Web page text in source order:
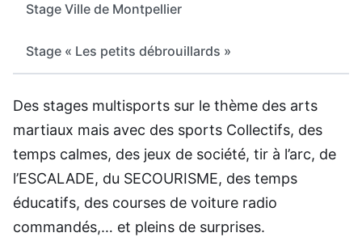
Stage Ville de Montpellier
Stage « Les petits débrouillards »
Des stages multisports sur le thème des arts
martiaux mais avec des sports Collectifs, des
temps calmes, des jeux de société, tir à l’arc, de
l’ESCALADE, du SECOURISME, des temps
éducatifs, des courses de voiture radio
commandés,… et pleins de surprises.